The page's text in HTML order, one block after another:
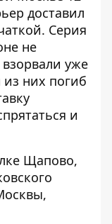
доставил
Серия
не
уже
них погиб
и
Щапово,